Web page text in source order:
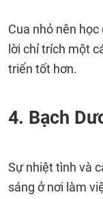
Cua nhỏ nên
lời chỉ trích một
triển tốt hơn.
4. Bạch
Sự nhiệt tình và
sáng ở nơi làm